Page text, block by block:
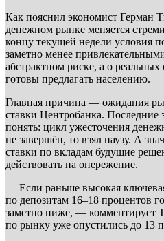
Как пояснил экономист Герман
денежном рынке меняется
концу текущей недели условия
заметно менее
абстрактном риске, а о реальных
готовы предлагать населению.
Главная причина — ожидания
ставки Центробанка. Последние
понять: цикл ужесточения
не завершён, то взял паузу. А
ставки по вкладам будущие
действовать на опережение.
— Если раньше высокая
по депозитам 16–18 процентов
заметно ниже, — комментирует
по рынку уже опустились до 13